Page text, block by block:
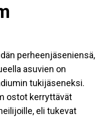
perheenjäseniensä,
asuvien on
tukijäseneksi.
ostot kerryttävät
eli tukevat